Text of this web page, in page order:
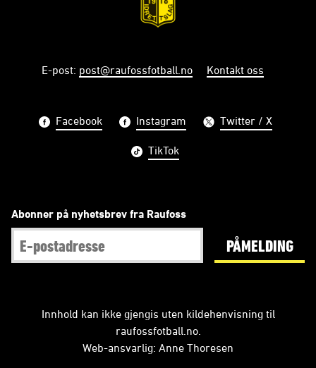
E-post: post@raufossfotball.no Kontakt oss
Facebook Instagram Twitter / X
TikTok
Abonner på nyhetsbrev fra Raufoss
PÅMELDING
Innhold kan ikke gjengis uten kildehenvisning til
raufossfotball.no.
Web-ansvarlig: Anne Thoresen